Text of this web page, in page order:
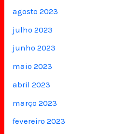
agosto 2023
julho 2023
junho 2023
maio 2023
abril 2023
março 2023
fevereiro 2023